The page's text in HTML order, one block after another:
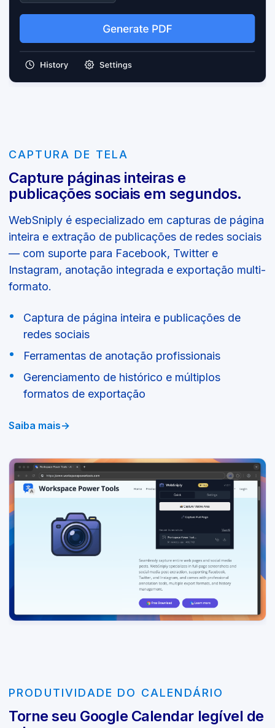
CAPTURA DE TELA
Capture páginas inteiras e
publicações sociais em segundos.
WebSniply é especializado em capturas de página
inteira e extração de publicações de redes sociais
— com suporte para Facebook, Twitter e
Instagram, anotação integrada e exportação multi-
formato.
Captura de página inteira e publicações de
redes sociais
Ferramentas de anotação profissionais
Gerenciamento de histórico e múltiplos
formatos de exportação
Saiba mais→
PRODUTIVIDADE DO CALENDÁRIO
Torne seu Google Calendar legível de